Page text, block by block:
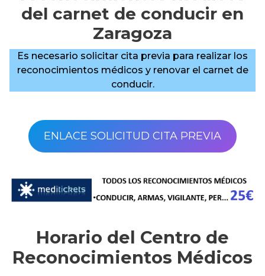
del carnet de conducir en
Zaragoza
Es necesario solicitar cita previa para realizar los
reconocimientos médicos y renovar el carnet de
conducir.
ENLACE SOLICITUD CITA PREVIA
Horario del Centro de
Reconocimientos Médicos